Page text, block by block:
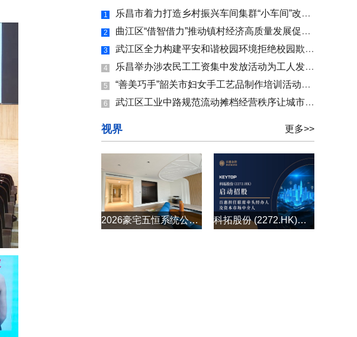
1 乐昌市着力打造乡村振兴车间集群“小车间”改善“大民生
2 曲江区“借智借力”推动镇村经济高质量发展促进镇村集体
3 武江区全力构建平安和谐校园环境拒绝校园欺凌 护佑“少年
4 乐昌举办涉农民工工资集中发放活动为工人发放拖欠工资36.97
5 “善美巧手”韶关市妇女手工艺品制作培训活动开课助力妇
6 武江区工业中路规范流动摊档经营秩序让城市文明更有温度
更多>>
视界
2026豪宅五恒系统公司怎么选？别墅大平层全空气五恒系统原厂直供 科拓股份 (2272.HK)启动招股 百惠担任联席牵头经办人及资本市场中介人